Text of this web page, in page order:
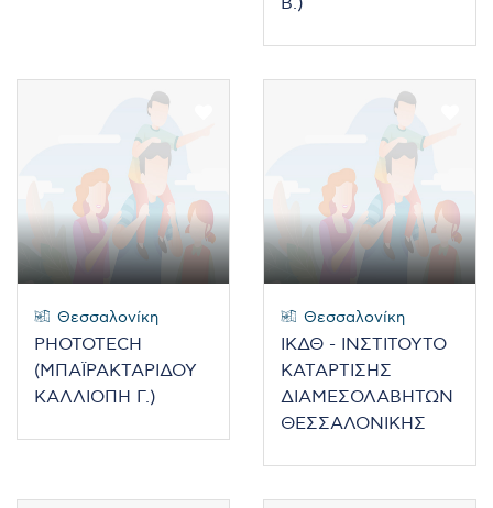
Θεσσαλονίκη
PHOTOTECH
(ΜΠΑΪΡΑΚΤΑΡΙΔΟΥ
ΚΑΛΛΙΟΠΗ Γ.)
Θεσσαλονίκη
ΙΚΔΘ - ΙΝΣΤΙΤΟΥΤΟ
ΚΑΤΑΡΤΙΣΗΣ
ΔΙΑΜΕΣΟΛΑΒΗΤΩΝ
ΘΕΣΣΑΛΟΝΙΚΗΣ